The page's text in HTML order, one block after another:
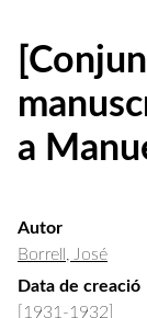
a
Autor
Borrell, José
Data de creació
[1931-1932]